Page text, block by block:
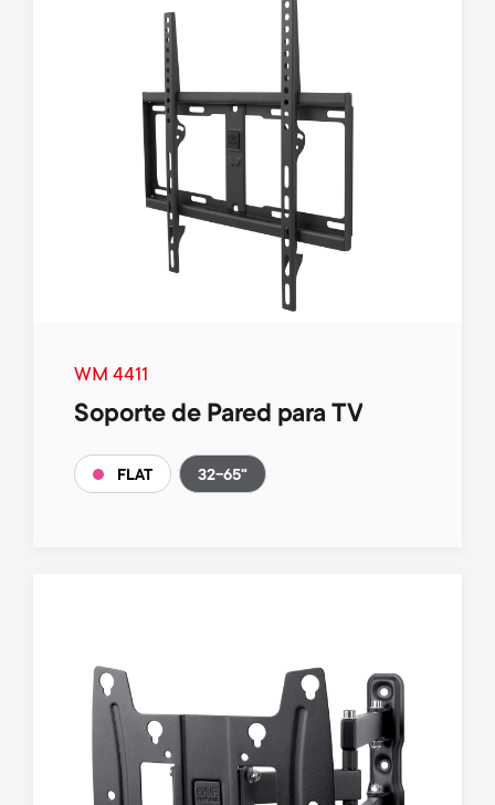
WM 4411
Soporte de Pared para TV
FLAT 32-65"